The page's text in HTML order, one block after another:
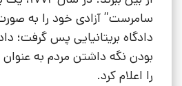
سامرست” آزادی خود را به
دادگاه بریتانیایی پس گرفت؛
بودن نگه داشتن مردم به عنوان
را اعلام کرد.